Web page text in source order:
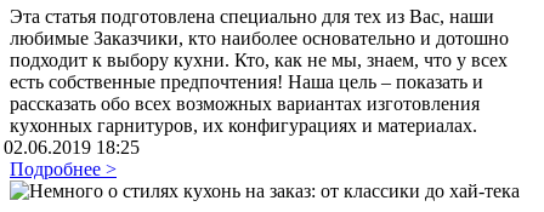
Эта статья подготовлена специально для тех из Вас, наши
любимые Заказчики, кто наиболее основательно и дотошно
подходит к выбору кухни. Кто, как не мы, знаем, что у всех
есть собственные предпочтения! Наша цель – показать и
рассказать обо всех возможных вариантах изготовления
кухонных гарнитуров, их конфигурациях и материалах.
02.06.2019 18:25
Подробнее >